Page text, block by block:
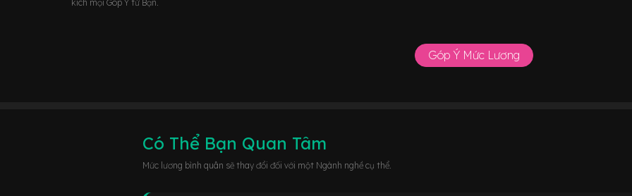
kích mọi Góp Ý từ Bạn.
Góp Ý Mức Lương
Có Thể Bạn Quan Tâm
Mức lương bình quân sẽ thay đổi đối với một Ngành nghề cụ thể.